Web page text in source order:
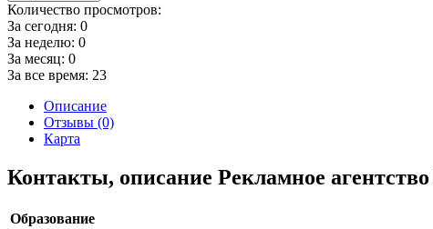
Количество просмотров:
За сегодня: 0
За неделю: 0
За месяц: 0
За все время: 23
Описание
Отзывы (0)
Карта
Контакты, описание Рекламное
Образование